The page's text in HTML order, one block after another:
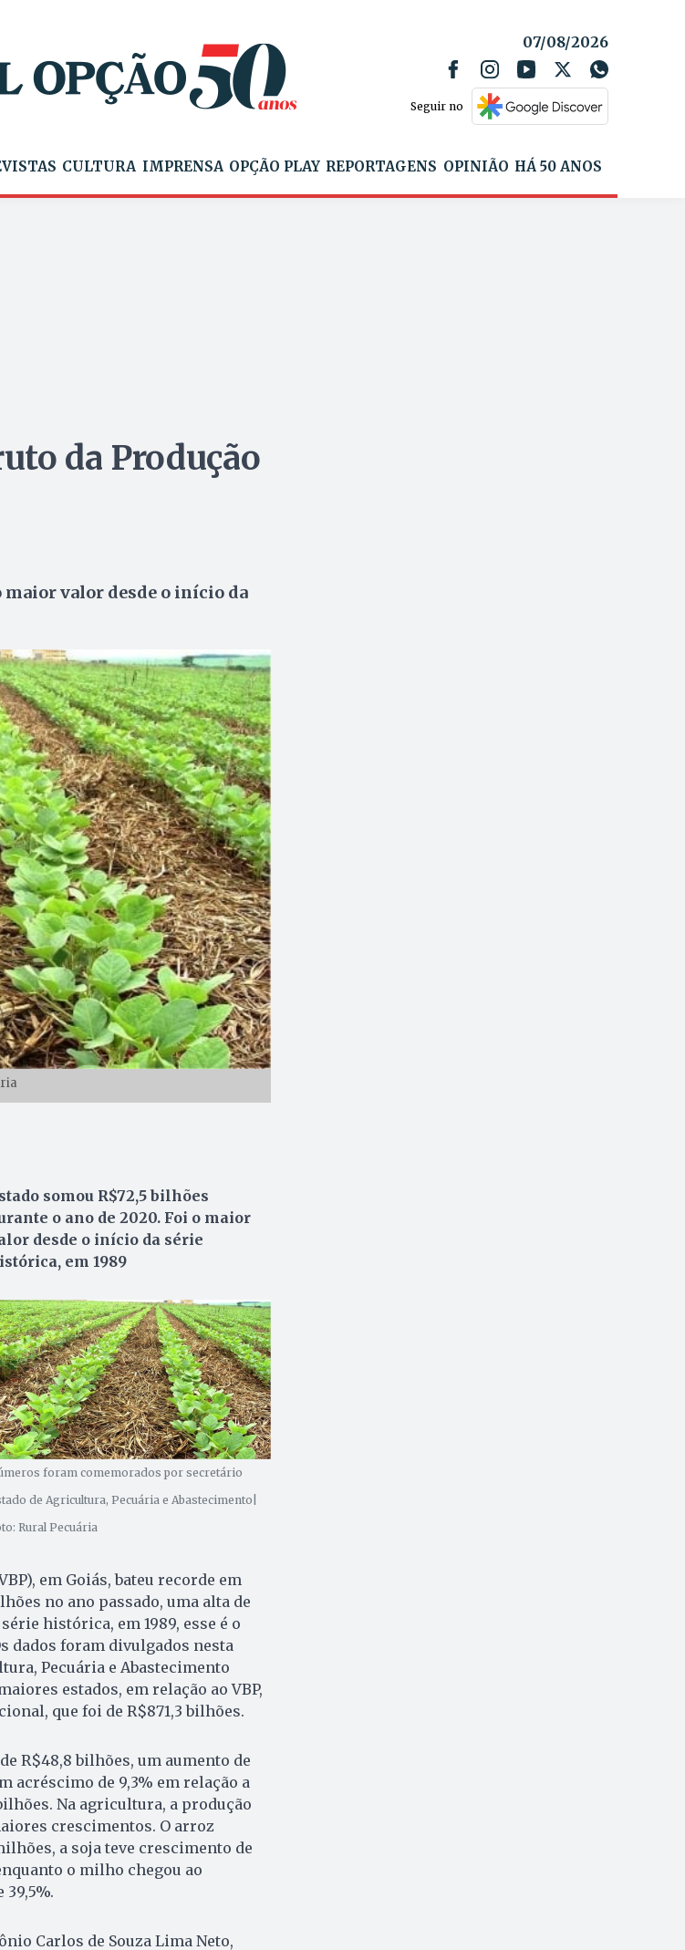
07/08/2026
Seguir no
CULTURA IMPRENSA OPÇÃO PLAY REPORTAGENS OPINIÃO HÁ 50 ANOS
da Produção
maior valor desde o início da
somou R$72,5 bilhões
o ano de 2020. Foi o maior
desde o início da série
em 1989
foram comemorados por secretário
de Agricultura, Pecuária e Abastecimento|
Rural Pecuária
em Goiás, bateu recorde em
no ano passado, uma alta de
histórica, em 1989, esse é o
dados foram divulgados nesta
Pecuária e Abastecimento
estados, em relação ao VBP,
que foi de R$871,3 bilhões.
R$48,8 bilhões, um aumento de
acréscimo de 9,3% em relação a
Na agricultura, a produção
crescimentos. O arroz
a soja teve crescimento de
o milho chegou ao
Carlos de Souza Lima Neto,